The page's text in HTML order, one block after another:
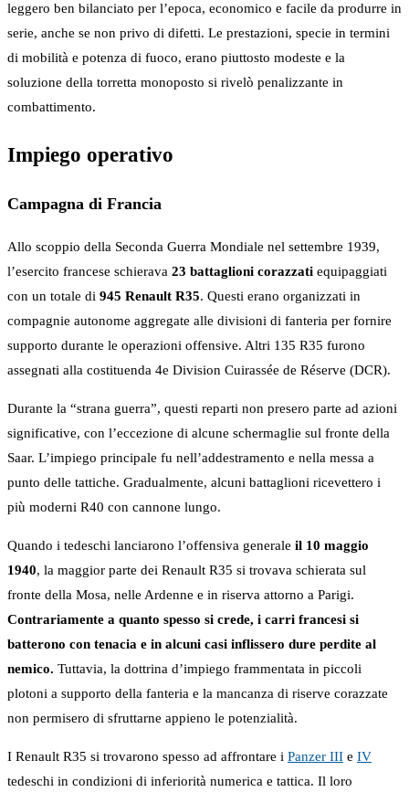
leggero ben bilanciato per l’epoca, economico e facile da produrre in
serie, anche se non privo di difetti. Le prestazioni, specie in termini
di mobilità e potenza di fuoco, erano piuttosto modeste e la
soluzione della torretta monoposto si rivelò penalizzante in
combattimento.
Impiego operativo
Campagna di Francia
Allo scoppio della Seconda Guerra Mondiale nel settembre 1939,
l’esercito francese schierava 23 battaglioni corazzati equipaggiati
con un totale di 945 Renault R35. Questi erano organizzati in
compagnie autonome aggregate alle divisioni di fanteria per fornire
supporto durante le operazioni offensive. Altri 135 R35 furono
assegnati alla costituenda 4e Division Cuirassée de Réserve (DCR).
Durante la “strana guerra”, questi reparti non presero parte ad azioni
significative, con l’eccezione di alcune schermaglie sul fronte della
Saar. L’impiego principale fu nell’addestramento e nella messa a
punto delle tattiche. Gradualmente, alcuni battaglioni ricevettero i
più moderni R40 con cannone lungo.
Quando i tedeschi lanciarono l’offensiva generale il 10 maggio
1940, la maggior parte dei Renault R35 si trovava schierata sul
fronte della Mosa, nelle Ardenne e in riserva attorno a Parigi.
Contrariamente a quanto spesso si crede, i carri francesi si
batterono con tenacia e in alcuni casi inflissero dure perdite al
nemico. Tuttavia, la dottrina d’impiego frammentata in piccoli
plotoni a supporto della fanteria e la mancanza di riserve corazzate
non permisero di sfruttarne appieno le potenzialità.
I Renault R35 si trovarono spesso ad affrontare i Panzer III e IV
tedeschi in condizioni di inferiorità numerica e tattica. Il loro